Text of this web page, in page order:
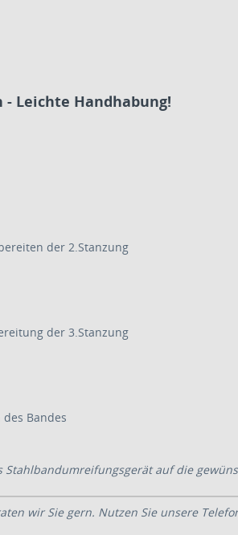
Leichte Handhabung!
der 2.Stanzung
der 3.Stanzung
Bandes
Stahlbandumreifungsgerät auf die
wir Sie gern. Nutzen Sie unsere